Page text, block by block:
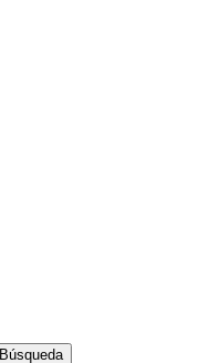
Búsqueda